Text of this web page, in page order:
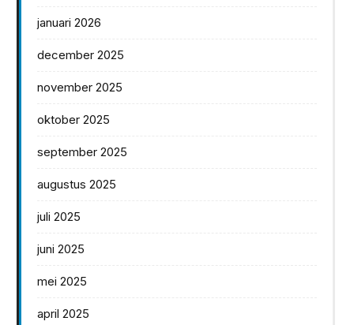
januari 2026
december 2025
november 2025
oktober 2025
september 2025
augustus 2025
juli 2025
juni 2025
mei 2025
april 2025